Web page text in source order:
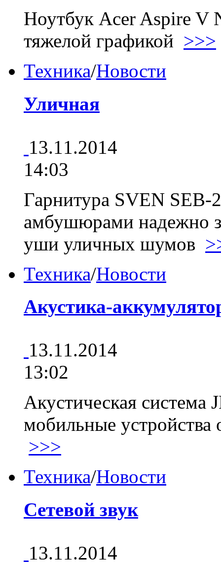
Ноутбук Acer Aspire V
тяжелой графикой >>>
Техника/Новости
Уличная
13.11.2014
14:03
Гарнитура SVEN SEB-
амбушюрами надежно
уши уличных шумов
Техника/Новости
Акустика-
13.11.2014
13:02
Акустическая система
мобильные устройства
>>>
Техника/Новости
Сетевой звук
13.11.2014